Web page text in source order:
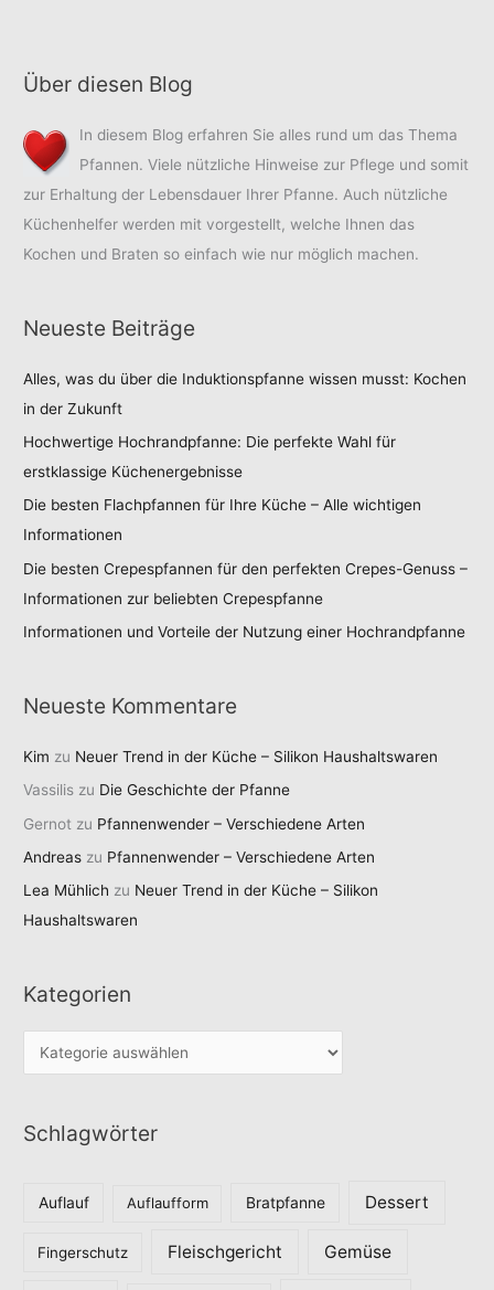
Über diesen Blog
In diesem Blog erfahren Sie alles rund um das Thema
Pfannen. Viele nützliche Hinweise zur Pflege und somit
zur Erhaltung der Lebensdauer Ihrer Pfanne. Auch nützliche
Küchenhelfer werden mit vorgestellt, welche Ihnen das
Kochen und Braten so einfach wie nur möglich machen.
Neueste Beiträge
Alles, was du über die Induktionspfanne wissen musst: Kochen
in der Zukunft
Hochwertige Hochrandpfanne: Die perfekte Wahl für
erstklassige Küchenergebnisse
Die besten Flachpfannen für Ihre Küche – Alle wichtigen
Informationen
Die besten Crepespfannen für den perfekten Crepes-Genuss –
Informationen zur beliebten Crepespfanne
Informationen und Vorteile der Nutzung einer Hochrandpfanne
Neueste Kommentare
Kim zu Neuer Trend in der Küche – Silikon Haushaltswaren
Vassilis zu Die Geschichte der Pfanne
Gernot zu Pfannenwender – Verschiedene Arten
Andreas zu Pfannenwender – Verschiedene Arten
Lea Mühlich zu Neuer Trend in der Küche – Silikon
Haushaltswaren
Kategorien
a
e
Schlagwörter
Auflauf Auflaufform Bratpfanne Dessert
Fingerschutz Fleischgericht Gemüse